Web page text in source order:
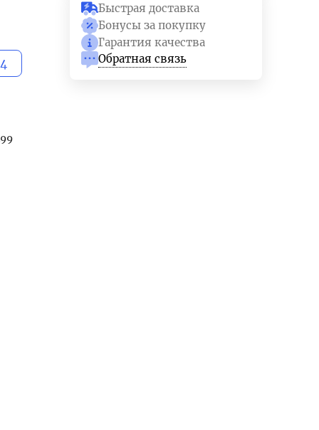
Быстрая доставка
Бонусы за покупку
Гарантия качества
Обратная связь